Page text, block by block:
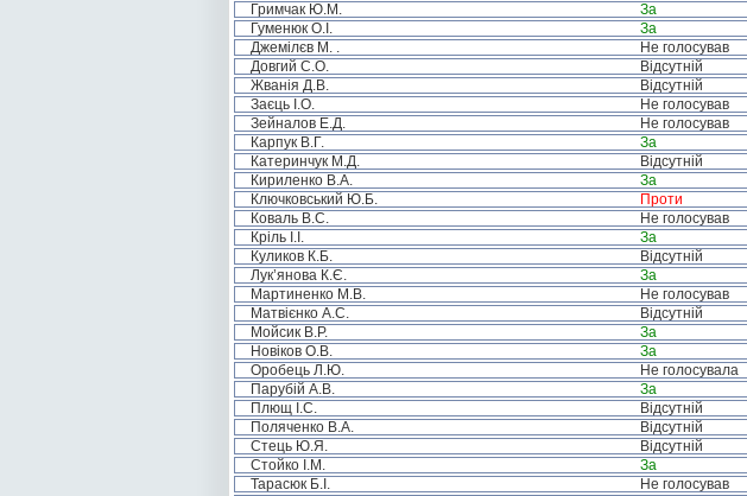
Гримчак Ю.М.
За
Гуменюк О.І.
За
Джемілєв М. .
Не голосував
Довгий С.О.
Відсутній
Жванія Д.В.
Відсутній
Заєць І.О.
Не голосував
Зейналов Е.Д.
Не голосував
Карпук В.Г.
За
Катеринчук М.Д.
Відсутній
Кириленко В.А.
За
Ключковський Ю.Б.
Проти
Коваль В.С.
Не голосував
Кріль І.І.
За
Куликов К.Б.
Відсутній
Лук’янова К.Є.
За
Мартиненко М.В.
Не голосував
Матвієнко А.С.
Відсутній
Мойсик В.Р.
За
Новіков О.В.
За
Оробець Л.Ю.
Не голосувала
Парубій А.В.
За
Плющ І.С.
Відсутній
Поляченко В.А.
Відсутній
Стець Ю.Я.
Відсутній
Стойко І.М.
За
Тарасюк Б.І.
Не голосував